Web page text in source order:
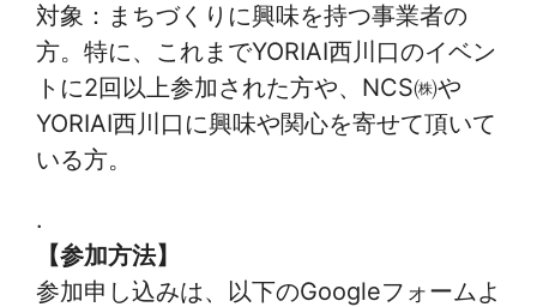
対象：まちづくりに興味を持つ事業者の
方。特に、これまでYORIAI西川口のイベン
トに2回以上参加された方や、NCS㈱や
YORIAI西川口に興味や関心を寄せて頂いて
いる方。
.
【参加方法】
参加申し込みは、以下のGoogleフォームよ